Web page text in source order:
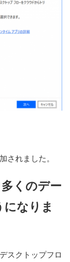
されました。
くのデー
なりま
スクトップフロ